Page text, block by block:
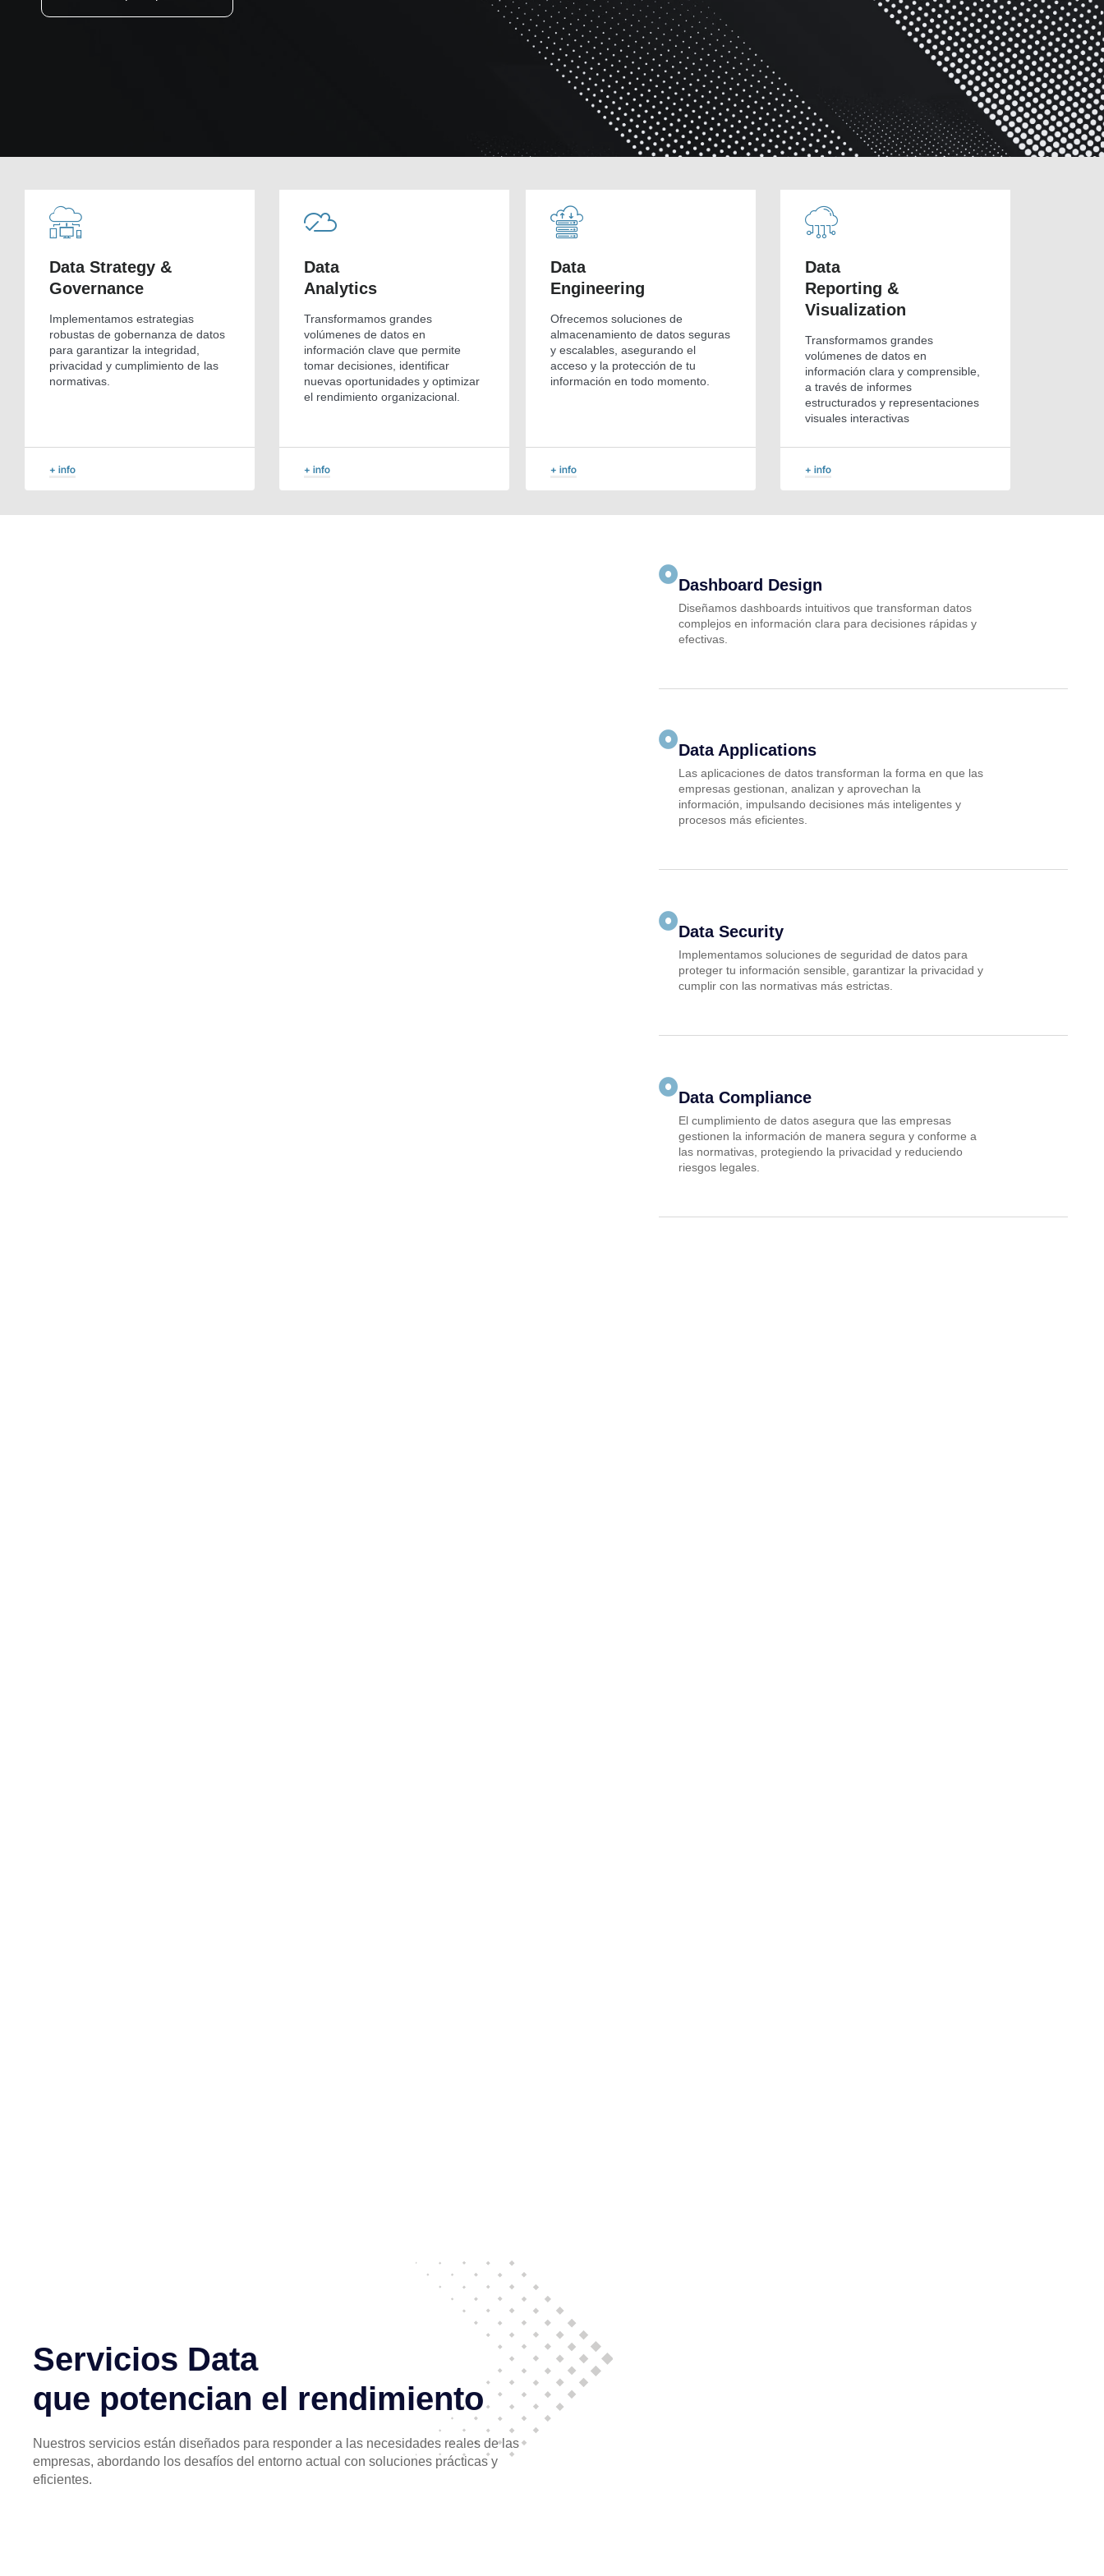
Data Strategy &
Governance
Implementamos estrategias
robustas de gobernanza de datos
para garantizar la integridad,
privacidad y cumplimiento de las
normativas.
+ info
Data
Analytics
Transformamos grandes
volúmenes de datos en
información clave que permite
tomar decisiones, identificar
nuevas oportunidades y optimizar
el rendimiento organizacional.
+ info
Data
Engineering
Ofrecemos soluciones de
almacenamiento de datos seguras
y escalables, asegurando el
acceso y la protección de tu
información en todo momento.
+ info
Data
Reporting &
Visualization
Transformamos grandes
volúmenes de datos en
información clara y comprensible,
a través de informes
estructurados y representaciones
visuales interactivas
+ info
Servicios Data
que potencian el rendimiento
Nuestros servicios están diseñados para responder a las necesidades reales de las
empresas, abordando los desafíos del entorno actual con soluciones prácticas y
eficientes.
Dashboard Design
Diseñamos dashboards intuitivos que transforman datos
complejos en información clara para decisiones rápidas y
efectivas.
Data Applications
Las aplicaciones de datos transforman la forma en que las
empresas gestionan, analizan y aprovechan la
información, impulsando decisiones más inteligentes y
procesos más eficientes.
Data Security
Implementamos soluciones de seguridad de datos para
proteger tu información sensible, garantizar la privacidad y
cumplir con las normativas más estrictas.
Data Compliance
El cumplimiento de datos asegura que las empresas
gestionen la información de manera segura y conforme a
las normativas, protegiendo la privacidad y reduciendo
riesgos legales.